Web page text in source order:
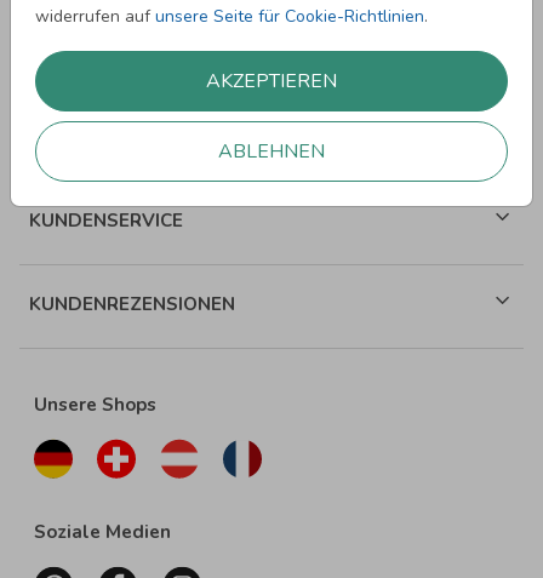
widerrufen aufunsere Seite für Cookie-Richtlinien.
AKZEPTIEREN
ABLEHNEN
WEITERE SPRÜCHE
ÜBER WUNDERKARTEN
KUNDENSERVICE
KUNDENREZENSIONEN
Unsere Shops
Soziale Medien